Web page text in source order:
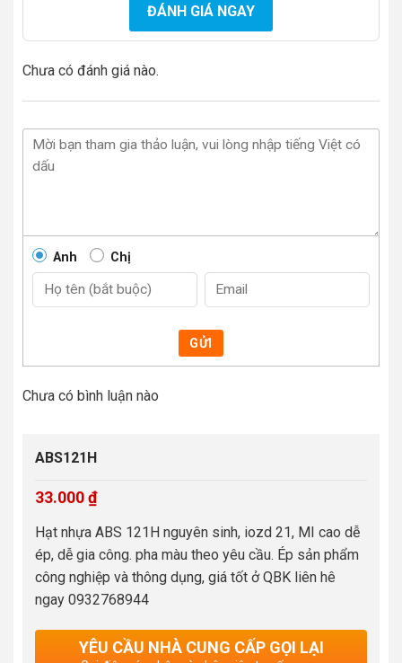
ĐÁNH GIÁ NGAY
Chưa có đánh giá nào.
Anh Chị
GỬI
Chưa có bình luận nào
ABS121H
33.000₫
Hạt nhựa ABS 121H nguyên sinh, iozd 21, MI cao dễ
ép, dễ gia công. pha màu theo yêu cầu. Ép sản phẩm
công nghiệp và thông dụng, giá tốt ở QBK liên hê
ngay 0932768944
YÊU CẦU NHÀ CUNG CẤP GỌI LẠI